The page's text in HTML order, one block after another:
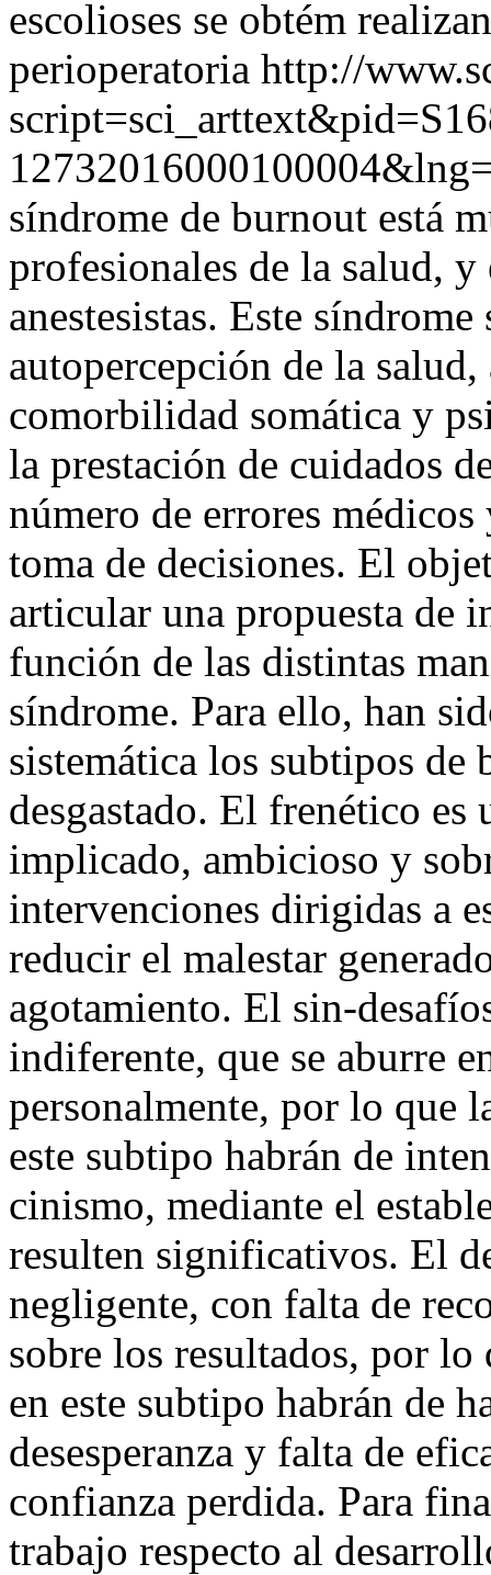
escolioses se obtém
perioperatoria http://
síndrome de burnout está
profesionales de la salud,
anestesistas. Este síndrome
autopercepción de la
comorbilidad somática y
la prestación de cuidados
número de errores
toma de decisiones. El
articular una propuesta de
función de las distintas
síndrome. Para ello, han
sistemática los subtipos
desgastado. El frenético
implicado, ambicioso y
intervenciones dirigidas a
reducir el malestar
agotamiento. El sin-
indiferente, que se aburre
personalmente, por lo que
este subtipo habrán de
cinismo, mediante el
resulten significativos. El
negligente, con falta de
sobre los resultados, por lo
en este subtipo habrán de
desesperanza y falta de
confianza perdida. Para
trabajo respecto al